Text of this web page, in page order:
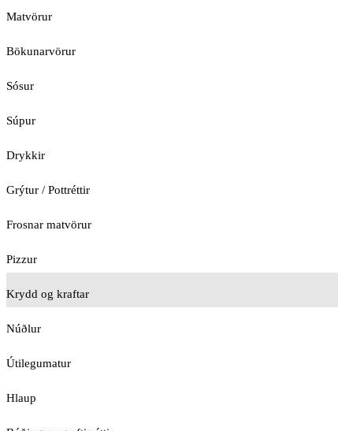
Matvörur
Bökunarvörur
Sósur
Súpur
Drykkir
Grýtur / Pottréttir
Frosnar matvörur
Pizzur
Krydd og kraftar
Núðlur
Útilegumatur
Hlaup